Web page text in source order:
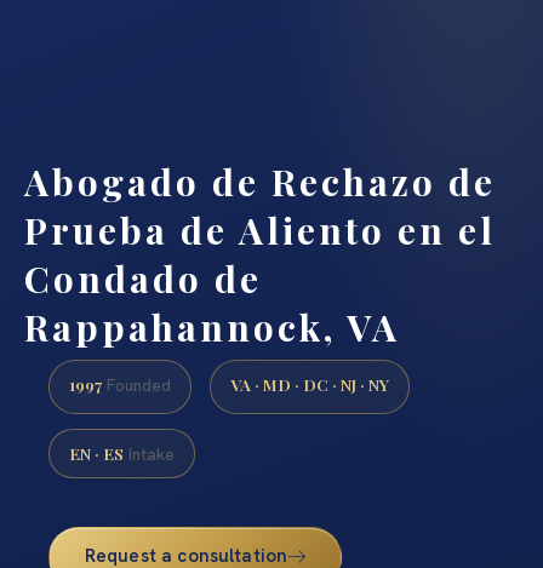
Abogado de Rechazo de
Prueba de Aliento en el
Condado de
Rappahannock, VA
1997 Founded VA · MD · DC · NJ · NY
EN · ES Intake
Request a consultation